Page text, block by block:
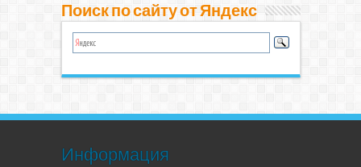
Поиск по сайту от Яндекс
Информация